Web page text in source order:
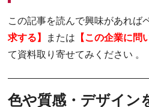
この記事を読んで興味があれば
求する】
または 【この企業に問
て資料取り寄せてみください 。
色や質感・デザイン